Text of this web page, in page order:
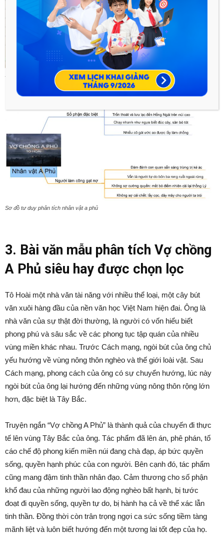
Sơ đồ tư duy phân tích nhân vật mị trong BÀI vợ chồng a phủ
Sơ đồ tư duy phân tích nhân vật a phủ
3. Bài văn mẫu phân tích Vợ chồng
A Phủ siêu hay được chọn lọc
Tô Hoài một nhà văn tài năng với nhiều thể loại, một cây bút
văn xuôi hàng đầu của nền văn học Việt Nam hiện đai. Ông là
nhà văn của sự thật đời thường, là người có vốn hiểu biết
phong phú và sâu sắc về các phong tục tập quán của nhiều
vùng miền khác nhau. Trước Cách mạng, ngòi bút của ông chủ
yếu hướng về vùng nông thôn nghèo và thế giới loài vật. Sau
Cách mạng, phong cách của ông có sự chuyển hướng, lúc này
ngòi bút của ông lại hướng đến những vùng nông thôn rộng lớn
hơn, đặc biệt là Tây Bắc.
Truyện ngắn “Vợ chồng A Phủ” là thành quả của chuyến đi thực
tế lên vùng Tây Bắc của ông. Tác phẩm đã lên án, phê phán, tố
cáo chế độ phong kiến miền núi đang chà đạp, áp bức quyền
sống, quyền hạnh phúc của con người. Bên cạnh đó, tác phẩm
cũng mang đậm tinh thần nhân đạo. Cảm thương cho số phận
khổ đau của những người lao động nghèo bất hạnh, bị tước
đoạt đi quyền sống, quyền tự do, bị hành hạ cả về thể xác lẫn
tinh thần. Đồng thời còn trân trọng ngợi ca sức sống tiềm tàng
mãnh liệt và luôn biết hướng đến một tương lai tốt đẹp của họ.